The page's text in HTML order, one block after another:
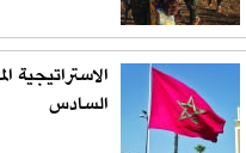
الاستراتيجية
السادس